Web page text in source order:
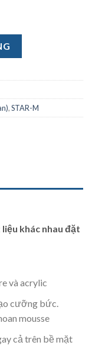
,STAR-M
khác nhau đặt
và acrylic
cưỡng bức.
mousse
cả trên bề mặt